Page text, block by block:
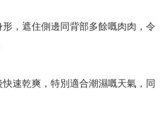
形，遮住側邊同背部多餘嘅肉肉，令
速乾爽，特別適合潮濕嘅天氣，同